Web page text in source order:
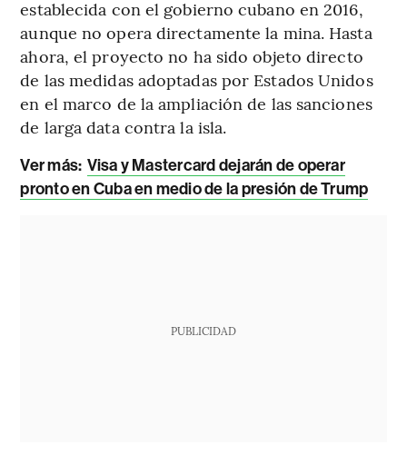
establecida con el gobierno cubano en 2016,
aunque no opera directamente la mina. Hasta
ahora, el proyecto no ha sido objeto directo
de las medidas adoptadas por Estados Unidos
en el marco de la ampliación de las sanciones
de larga data contra la isla.
Ver más: Visa y Mastercard dejarán de operar
pronto en Cuba en medio de la presión de Trump
PUBLICIDAD